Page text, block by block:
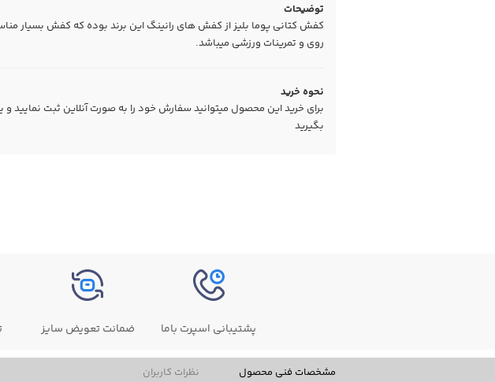
توضیحات
کفش کتانی پوما بلیز از کفش های رانینگ این برند بوده که کفش بسیار
روی و تمرینات ورزشی میباشد.
نحوه خرید
برای خرید این محصول میتوانید سفارش خود را به صورت آنلاین ثبت نمایید و
بگیرید
پشتیبانی اسپرت باما ضمانت تعویض سایز
مشخصات فنی محصول نظرات کاربران